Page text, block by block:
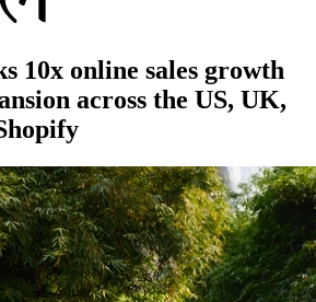
10x online sales growth
across the US, UK,